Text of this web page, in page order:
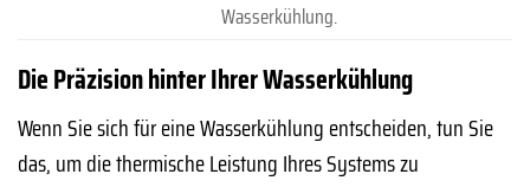
Wasserkühlung.
Die Präzision hinter Ihrer Wasserkühlung
Wenn Sie sich für eine Wasserkühlung entscheiden, tun Sie
das, um die thermische Leistung Ihres Systems zu